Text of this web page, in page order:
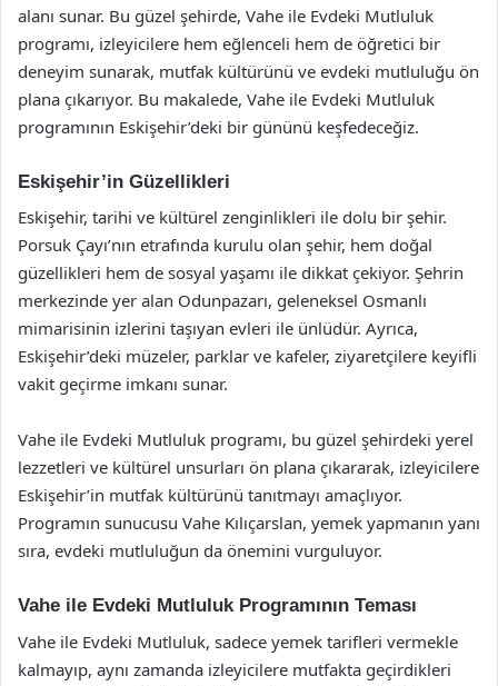
alanı sunar. Bu güzel şehirde, Vahe ile Evdeki Mutluluk
programı, izleyicilere hem eğlenceli hem de öğretici bir
deneyim sunarak, mutfak kültürünü ve evdeki mutluluğu ön
plana çıkarıyor. Bu makalede, Vahe ile Evdeki Mutluluk
programının Eskişehir’deki bir gününü keşfedeceğiz.
Eskişehir’in Güzellikleri
Eskişehir, tarihi ve kültürel zenginlikleri ile dolu bir şehir.
Porsuk Çayı’nın etrafında kurulu olan şehir, hem doğal
güzellikleri hem de sosyal yaşamı ile dikkat çekiyor. Şehrin
merkezinde yer alan Odunpazarı, geleneksel Osmanlı
mimarisinin izlerini taşıyan evleri ile ünlüdür. Ayrıca,
Eskişehir’deki müzeler, parklar ve kafeler, ziyaretçilere keyifli
vakit geçirme imkanı sunar.
Vahe ile Evdeki Mutluluk programı, bu güzel şehirdeki yerel
lezzetleri ve kültürel unsurları ön plana çıkararak, izleyicilere
Eskişehir’in mutfak kültürünü tanıtmayı amaçlıyor.
Programın sunucusu Vahe Kılıçarslan, yemek yapmanın yanı
sıra, evdeki mutluluğun da önemini vurguluyor.
Vahe ile Evdeki Mutluluk Programının Teması
Vahe ile Evdeki Mutluluk, sadece yemek tarifleri vermekle
kalmayıp, aynı zamanda izleyicilere mutfakta geçirdikleri